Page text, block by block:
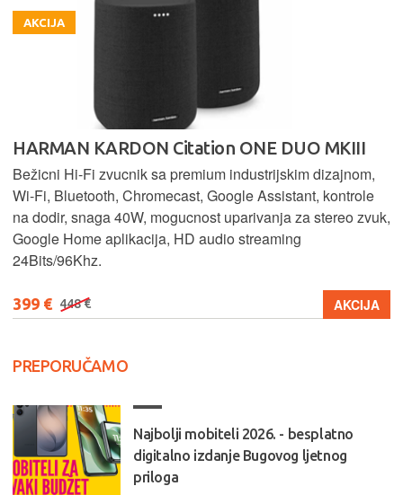
AKCIJA
HARMAN KARDON Citation ONE DUO MKIII
Bežicni Hi-Fi zvucnik sa premium industrijskim dizajnom,
Wi-Fi, Bluetooth, Chromecast, Google Assistant, kontrole
na dodir, snaga 40W, mogucnost uparivanja za stereo zvuk,
Google Home aplikacija, HD audio streaming
24Bits/96Khz.
399 € 448 € AKCIJA
PREPORUČAMO
Najbolji mobiteli 2026. - besplatno
digitalno izdanje Bugovog ljetnog
priloga